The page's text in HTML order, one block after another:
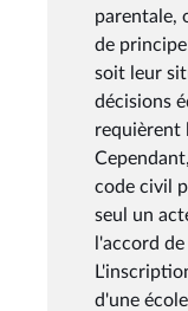
parentale,
de
soit leur
décisions
requièrent
code civil
seul un
l'accord
d'une